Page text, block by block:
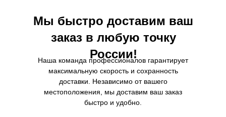
Мы быстро доставим ваш
заказ в любую точку
России!
Наша команда профессионалов гарантирует
максимальную скорость и сохранность
доставки. Независимо от вашего
местоположения, мы доставим ваш заказ
быстро и удобно.